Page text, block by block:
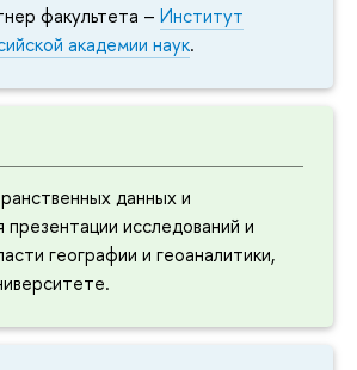
факультета – Институт
академии наук.
данных и
исследований и
географии и геоаналитики,